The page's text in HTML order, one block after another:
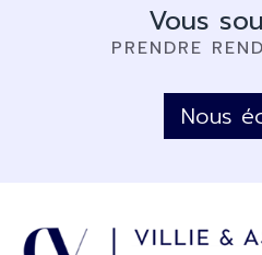
Vous
PRENDRE
Nous